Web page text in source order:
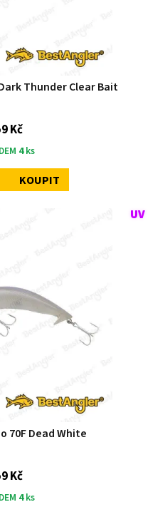
Thunder Clear Bait
Kč
4ks
KOUPIT
70F Dead White
Kč
4ks